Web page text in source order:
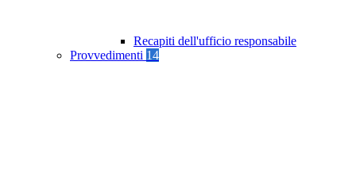
Recapiti dell'ufficio responsabile
Provvedimenti 14